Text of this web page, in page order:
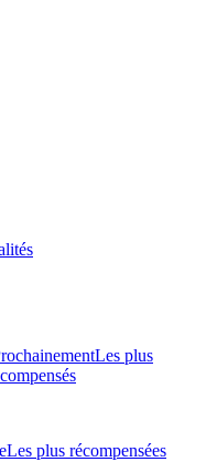
Les plus
Les plus récompensées